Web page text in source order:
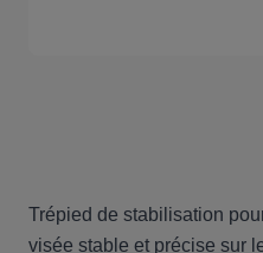
Trépied de stabilisation
visée stable et précise sur